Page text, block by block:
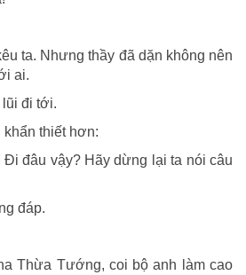
ta. Nhưng thầy đã dặn không nên
ai.
lũi đi tới.
thiết hơn:
đâu vậy? Hãy dừng lại ta nói câu
đáp.
Thừa Tướng, coi bộ anh làm cao